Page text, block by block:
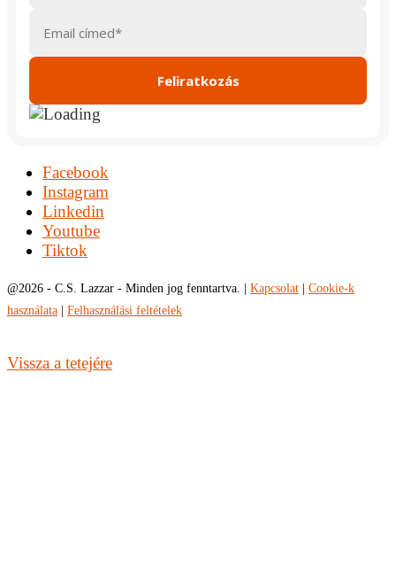
Facebook
Instagram
Linkedin
Youtube
Tiktok
@2026 - C.S. Lazzar - Minden jog fenntartva. | Kapcsolat
Cookie-k
használata
Felhasználási feltételek
Vissza a tetejére